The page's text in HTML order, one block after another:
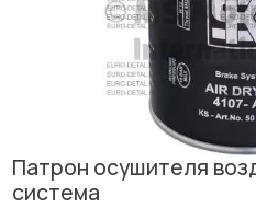
Патрон осушителя
система